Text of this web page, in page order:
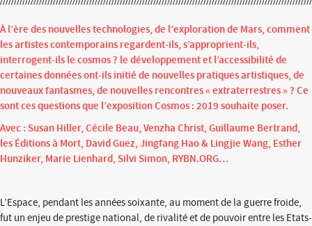
À l’ère des nouvelles technologies, de l’exploration de Mars, comment
les artistes contemporains regardent-ils, s’approprient-ils,
interrogent-ils le cosmos ? le développement et l’accessibilité de
certaines données ont-ils initié de nouvelles pratiques artistiques, de
nouveaux fantasmes, de nouvelles rencontres « extraterrestres » ? Ce
sont ces questions que l’exposition Cosmos : 2019 souhaite poser.
Avec : Susan Hiller, Cécile Beau, Venzha Christ, Guillaume Bertrand,
les Éditions à Mort, David Guez, Jingfang Hao & Lingjie Wang, Esther
Hunziker, Marie Lienhard, Silvi Simon, RYBN.ORG…
L’Espace, pendant les années soixante, au moment de la guerre froide,
fut un enjeu de prestige national, de rivalité et de pouvoir entre les Etats-